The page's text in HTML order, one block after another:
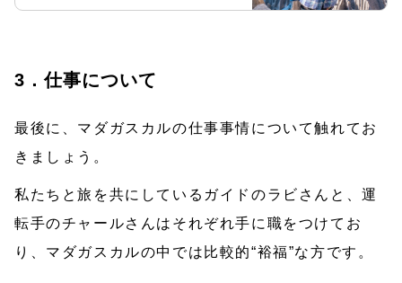
していました。最初は軽いジョークかと
3．仕事について
最後に、マダガスカルの仕事事情について触れてお
きましょう。
私たちと旅を共にしているガイドのラビさんと、運
転手のチャールさんはそれぞれ手に職をつけてお
り、マダガスカルの中では比較的“裕福”な方です。